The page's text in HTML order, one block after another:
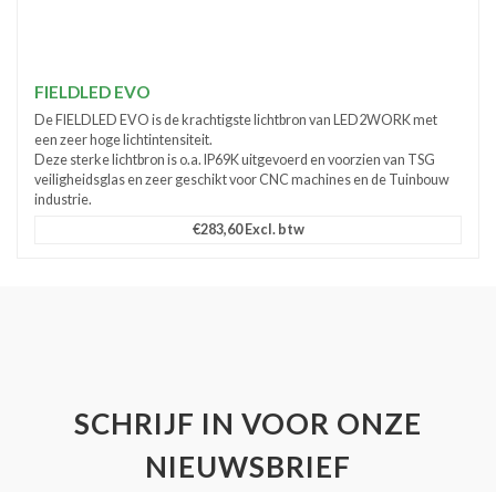
FIELDLED EVO
De FIELDLED EVO is de krachtigste lichtbron van LED2WORK met
een zeer hoge lichtintensiteit.
Deze sterke lichtbron is o.a. IP69K uitgevoerd en voorzien van TSG
veiligheidsglas en zeer geschikt voor CNC machines en de Tuinbouw
industrie.
€283,60 Excl. btw
SCHRIJF IN VOOR ONZE
NIEUWSBRIEF